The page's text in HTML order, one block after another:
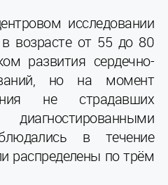
исследовании
возрасте от 55 до 80
развития сердечно-
но на момент
не страдавших
в течение
распределены по трём